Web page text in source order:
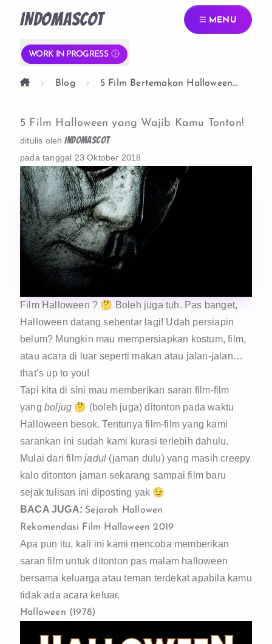
INDOMASCOT MENU
WORK IN PROGRESS
Blog
5 Film Bertemakan Halloween
5 Film Halloween yang Wajib Kamu Tonton!
ditulis oleh indomascot
pada tanggal 23 Oktober 2018
Film Halloween ? 🤔 Boleh juga tuh. Pas banget,
Halloween datang sebentar lagi! Udah persiapin
belum? Mungkin mau mempersiapkan kostum, film,
atau acara di luar seperti makan atau jalan-jalan…
that’s up to you!
Tapi kita di sini mau memberikan saran film-film
yang boljug 🤔 (boleh juga) ditonton pada waktu
Halloween besok. Tentunya film-film yang kami
sarankan ini sudah kami kurasi terlebih dahulu.
Mulai dari filmjadul (jaman dulu) yang masih creepy
kalo ditonton jaman sekarang sampai film baru
sejak tulisan ini diposting yak 😉
BACA JUGA: Sejarah Hallowen
Rekomendasi Film Halloween 2019
Apa pun itu, kali ini kami mencoba memberikan
saran film untuk ditonton pas malam halloween
bersama keluarga atau teman terdekat apabila kamu
tidak ada acara keluar.
Halloween (1978)